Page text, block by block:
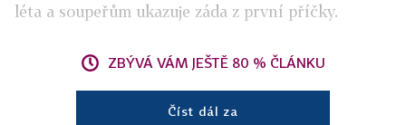
léta a soupeřům ukazuje záda z první příčky.
ZBÝVÁ VÁM JEŠTĚ 80 % ČLÁNKU
Číst dál za